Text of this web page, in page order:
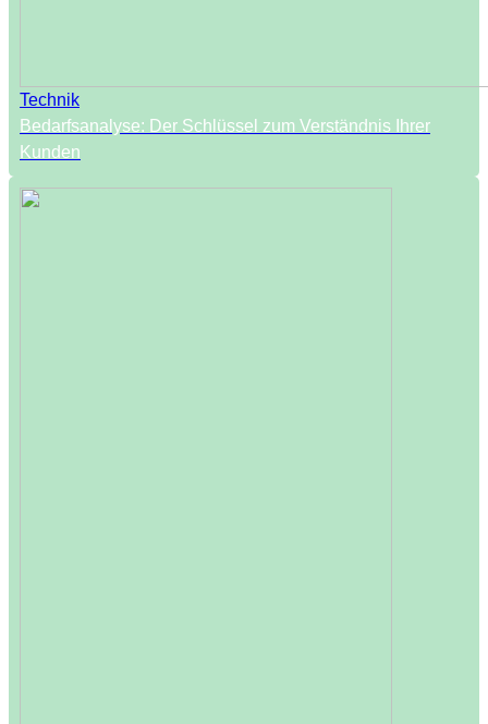
Technik
Bedarfsanalyse: Der Schlüssel zum Verständnis Ihrer
Kunden